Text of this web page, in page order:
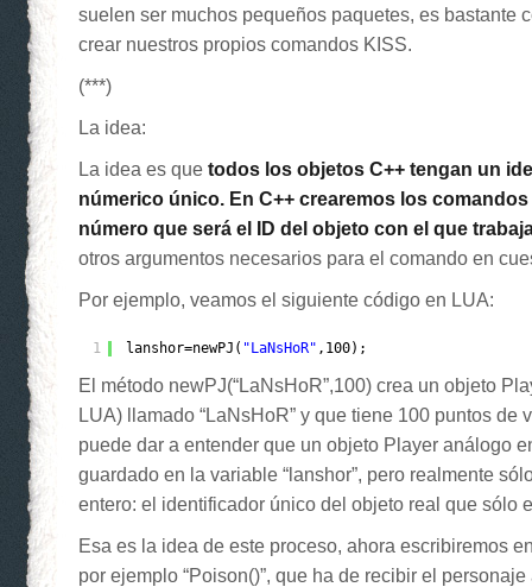
suelen ser muchos pequeños paquetes, es bastante
crear nuestros propios comandos KISS.
(***)
La idea:
La idea es que todos los objetos C++ tengan un
númerico único. En C++ crearemos los
número que será el ID del objeto con el que
otros argumentos necesarios para el comando en
Por ejemplo, veamos el siguiente código en LUA:
1 lanshor=newPJ( "LaNsHoR" ,100);
El método newPJ(“LaNsHoR”,100) crea un objeto
LUA) llamado “LaNsHoR” y que tiene 100 puntos de
puede dar a entender que un objeto Player análogo
guardado en la variable “lanshor”, pero realmente
entero: el identificador único del objeto real que sólo
Esa es la idea de este proceso, ahora escribiremos
por ejemplo “Poison()”, que ha de recibir el